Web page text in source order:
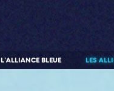
LES
L'ALLIANCE BLEUE